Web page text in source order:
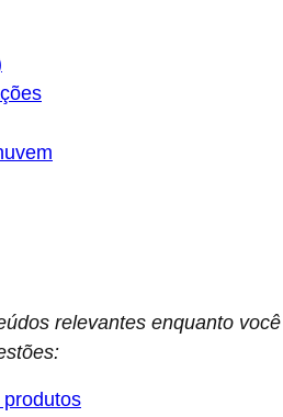
relevantes enquanto você